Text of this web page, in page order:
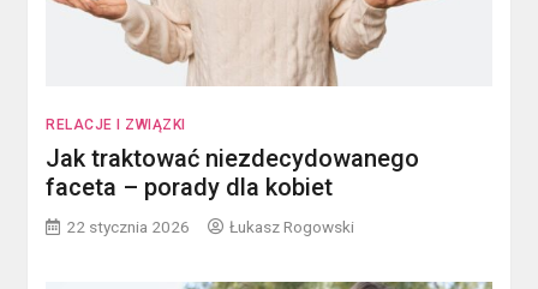
RELACJE I ZWIĄZKI
Jak traktować niezdecydowanego
faceta – porady dla kobiet
22 stycznia 2026 Łukasz Rogowski